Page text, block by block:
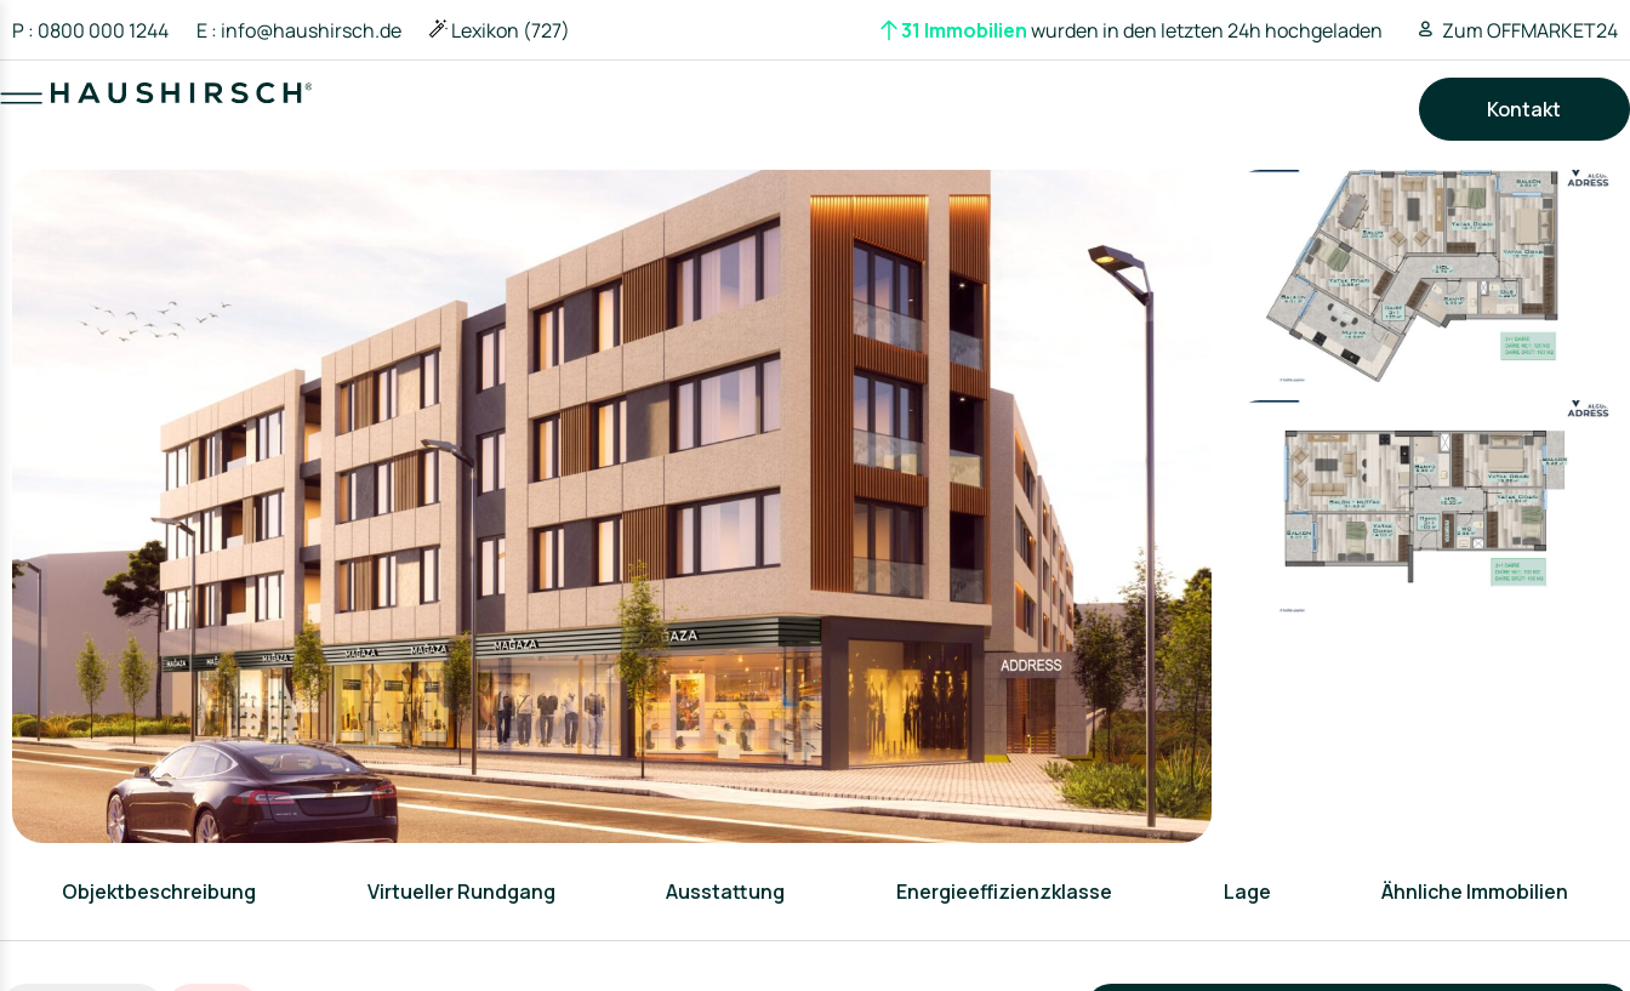
P : 0800 000 1244 E : info@haushirsch.de Lexikon (727) 31 Immobilienwurden in den letzten 24h hochgeladen Zum OFFMARKET24
Kontakt
Objektbeschreibung Virtueller Rundgang Ausstattung Energieeffizienzklasse Lage Ähnliche Immobilien